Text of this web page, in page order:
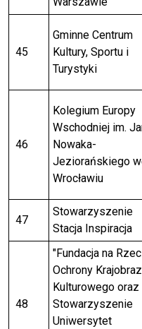
45
Gminne Centrum
Kultury, Sportu i
Turystyki
46
Kolegium Europy
Wschodniej im.
Nowaka-
Jeziorańskiego
Wrocławiu
47
Stowarzyszenie
Stacja Inspiracja
48
"Fundacja na
Ochrony
Kulturowego oraz
Stowarzyszenie
Uniwersytet